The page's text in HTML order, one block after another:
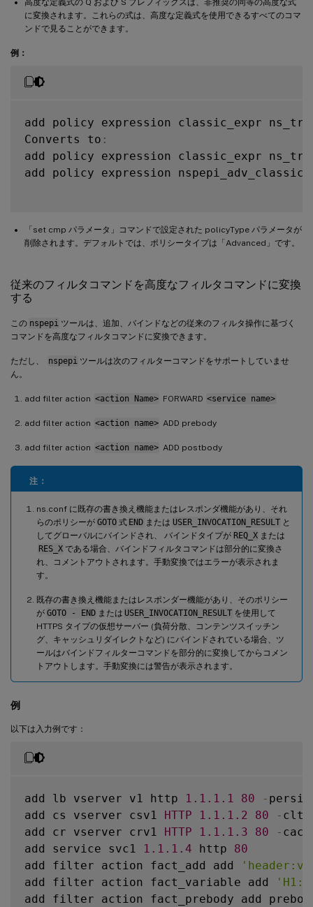
に変換されます。これらの式は、高度な定義式を使用できるすべてのコマ
ンドで見ることができます。
例：
add policy expression classic_expr
Converts to :
add policy expression classic_expr
add policy expression
「set cmp パラメータ」コマンドで設定された policyType パラメータが
削除されます。デフォルトでは、ポリシータイプは「Advanced」です。
従来のフィルタコマンドを高度なフィルタコマンドに変換
する
この nspepi ツールは、追加、バインドなどの従来のフィルタ操作に基づく
コマンドを高度なフィルタコマンドに変換できます。
ただし、 nspepi ツールは次のフィルターコマンドをサポートしていませ
ん。
add filter action <action Name> FORWARD <service name>
add filter action <action name> ADD prebody
add filter action <action name> ADD postbody
注：
ns.conf に既存の書き換え機能またはレスポンダ機能があり、それ
らのポリシーが GOTO 式 END または USER_INVOCATION_RESULT と
してグローバルにバインドされ、 バインドタイプが REQ_X または
RES_X である場合、バインドフィルタコマンドは部分的に変換さ
れ、コメントアウトされます。手動変換ではエラーが表示されま
す。
既存の書き換え機能またはレスポンダー機能があり、そのポリシー
が GOTO - END または USER_INVOCATION_RESULT を使用して
HTTPS タイプの仮想サーバー (負荷分散、コンテンツスイッチン
グ、キャッシュリダイレクトなど) にバインドされている場合、ツ
ールはバインドフィルターコマンドを部分的に変換してからコメン
トアウトします。手動変換には警告が表示されます。
例
以下は入力例です：
add lb vserver v1 http 1.1 .1 .1 80 -
add cs vserver csv1 HTTP 1.1 .1 .2 80 -
add cr vserver crv1 HTTP 1.1 .1 .3 80 -
add service svc1
1.1 .1 .4 http 80
add filter action fact_add add
add filter action fact_variable add
add filter action fact_prebody add